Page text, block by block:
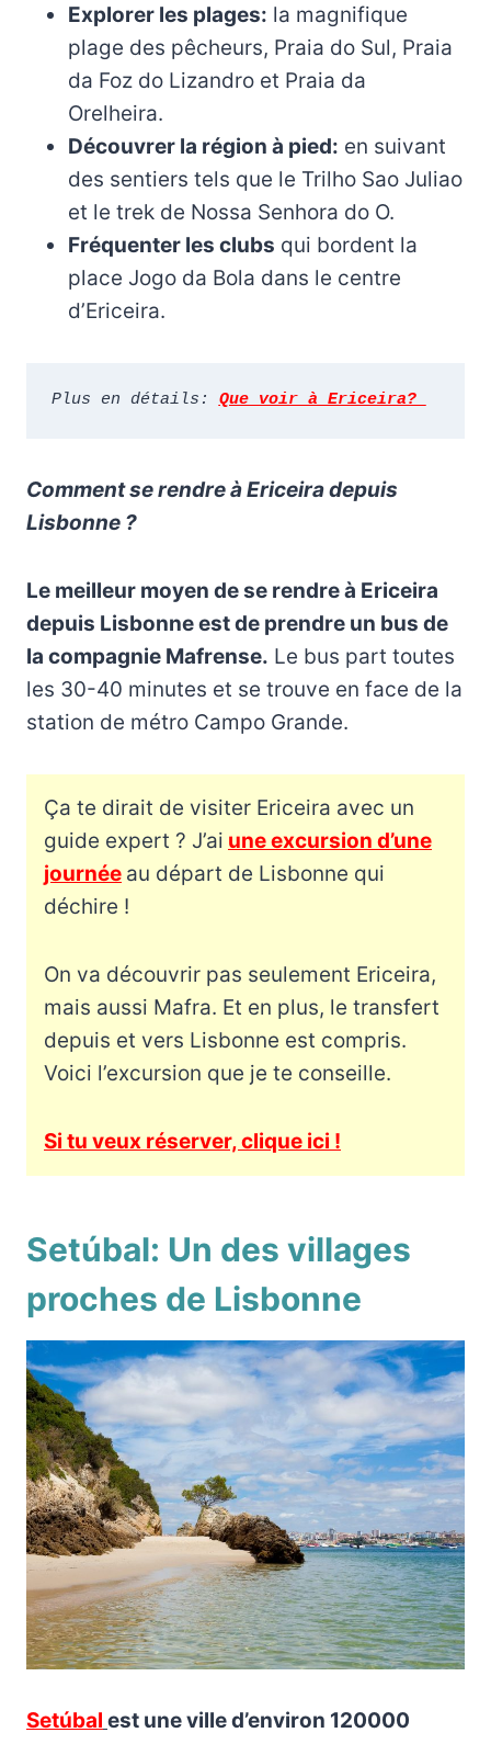
Explorer les plages: la magnifique
plage des pêcheurs, Praia do Sul, Praia
da Foz do Lizandro et Praia da
Orelheira.
Découvrer la région à pied: en suivant
des sentiers tels que le Trilho Sao Juliao
et le trek de Nossa Senhora do O.
Fréquenter les clubs qui bordent la
place Jogo da Bola dans le centre
d’Ericeira.
Plus en détails: Que voir à Ericeira?
Comment se rendre à Ericeira depuis
Lisbonne ?
Le meilleur moyen de se rendre à Ericeira
depuis Lisbonne est de prendre un bus de
la compagnie Mafrense. Le bus part toutes
les 30-40 minutes et se trouve en face de la
station de métro Campo Grande.
Ça te dirait de visiter Ericeira avec un
guide expert ? J’ai une excursion d’une
journée au départ de Lisbonne qui
déchire !
On va découvrir pas seulement Ericeira,
mais aussi Mafra. Et en plus, le transfert
depuis et vers Lisbonne est compris.
Voici l’excursion que je te conseille.
Si tu veux réserver, clique ici !
Setúbal: Un des villages
proches de Lisbonne
Setúbal est une ville d’environ 120000